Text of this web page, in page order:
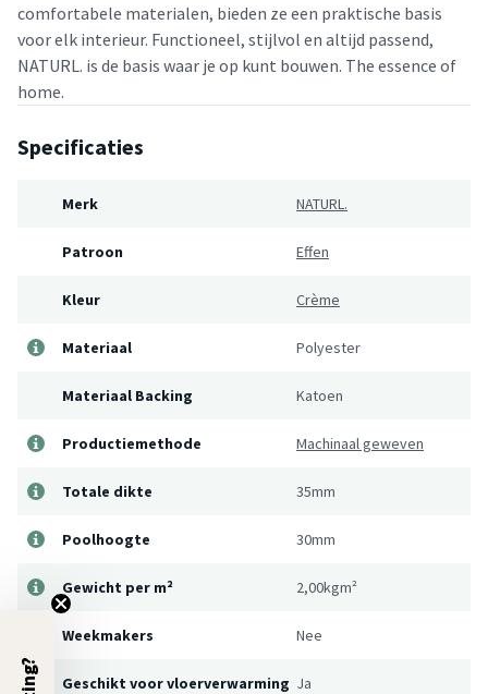
comfortabele materialen, bieden ze een praktische basis
voor elk interieur. Functioneel, stijlvol en altijd passend,
NATURL. is de basis waar je op kunt bouwen. The essence of
home.
Specificaties
Merk NATURL.
Patroon Effen
Kleur Crème
Materiaal Polyester
Materiaal Backing Katoen
Productiemethode Machinaal geweven
Totale dikte 35mm
Poolhoogte 30mm
Gewicht per m² 2,00kgm²
Weekmakers Nee
Geschikt voor vloerverwarming Ja